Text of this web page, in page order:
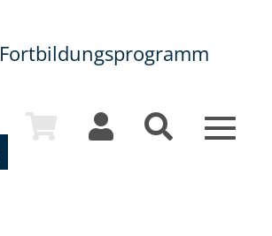
Fortbildungsprogramm
Toggle